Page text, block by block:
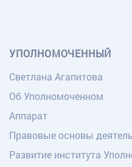
УПОЛНОМОЧЕННЫЙ
Светлана Агапитова
Об Уполномоченном
Аппарат
Правовые основы
Развитие института